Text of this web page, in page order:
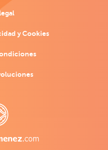
y Cookies